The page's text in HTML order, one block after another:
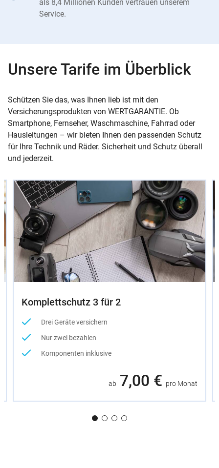
als 8,4 Millionen Kunden vertrauen unserem
Service.
Unsere Tarife im Überblick
Schützen Sie das, was Ihnen lieb ist mit den
Versicherungsprodukten von WERTGARANTIE. Ob
Smartphone, Fernseher, Waschmaschine, Fahrrad oder
Hausleitungen – wir bieten Ihnen den passenden Schutz
für Ihre Technik und Räder. Sicherheit und Schutz überall
und jederzeit.
Slider
Instructions
Komplettschutz 3 für 2
Drei Geräte versichern
Nur zwei bezahlen
Komponenten inklusive
ab 7,00 € pro Monat